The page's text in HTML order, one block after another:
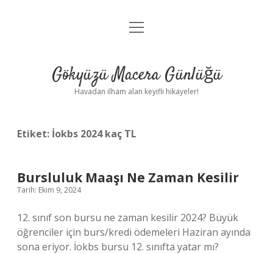
Anasayfa
Yasal Uyarı
menüyü
Gökyüzü Macera Günlüğü
Havadan ilham alan keyifli hikayeler!
Etiket: İokbs 2024 kaç TL
Bursluluk Maaşı Ne Zaman Kesilir
Tarih: Ekim 9, 2024
12. sınıf son bursu ne zaman kesilir 2024? Büyük
öğrenciler için burs/kredi ödemeleri Haziran ayında
sona eriyor. İokbs bursu 12. sınıfta yatar mı?